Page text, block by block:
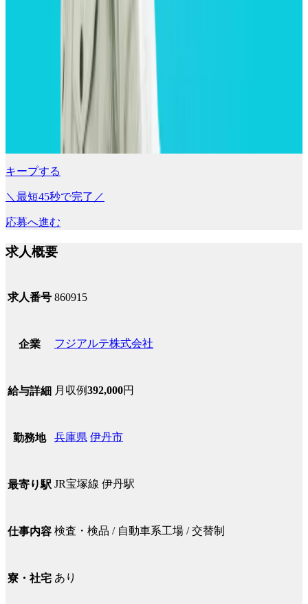
キープする
＼最短45秒で完了／
応募へ進む
求人概要
求人番号 860915
企業 フジアルテ株式会社
給与詳細 月収例392,000円
勤務地 兵庫県 伊丹市
最寄り駅 JR宝塚線 伊丹駅
仕事内容 検査・検品 / 自動車系工場 / 交替制
寮・社宅 あり